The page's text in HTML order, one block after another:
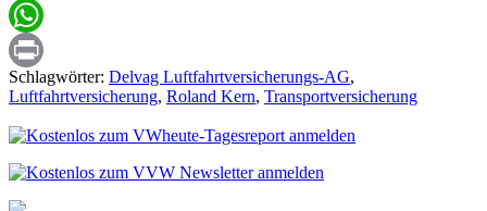
Email
WhatsApp
Print
Schlagwörter: Delvag Luftfahrtversicherungs-AG,
Luftfahrtversicherung, Roland Kern, Transportversicherung